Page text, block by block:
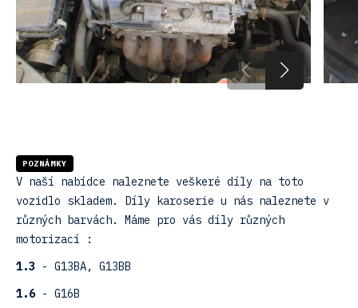
POZNÁMKY
V naší nabídce naleznete veškeré díly na toto
vozidlo skladem. Díly karoserie u nás naleznete v
různých barvách. Máme pro vás díly různých
motorizací :
1.3 - G13BA, G13BB
1.6- G16B